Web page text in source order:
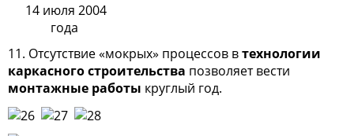
14 июля 2004
года
11. Отсутствие «мокрых» процессов втехнологии
каркасного строительства позволяет вести
монтажные работы круглый год.